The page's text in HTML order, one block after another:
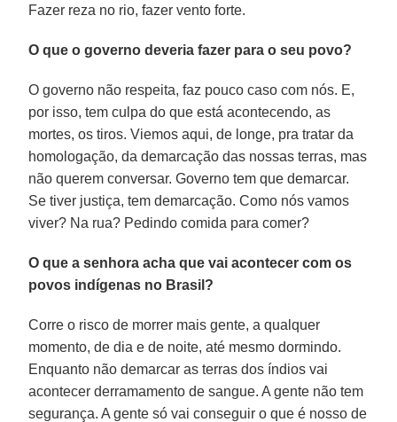
Fazer reza no rio, fazer vento forte.
O que o governo deveria fazer para o seu povo?
O governo não respeita, faz pouco caso com nós. E,
por isso, tem culpa do que está acontecendo, as
mortes, os tiros. Viemos aqui, de longe, pra tratar da
homologação, da demarcação das nossas terras, mas
não querem conversar. Governo tem que demarcar.
Se tiver justiça, tem demarcação. Como nós vamos
viver? Na rua? Pedindo comida para comer?
O que a senhora acha que vai acontecer com os
povos indígenas no Brasil?
Corre o risco de morrer mais gente, a qualquer
momento, de dia e de noite, até mesmo dormindo.
Enquanto não demarcar as terras dos índios vai
acontecer derramamento de sangue. A gente não tem
segurança. A gente só vai conseguir o que é nosso de